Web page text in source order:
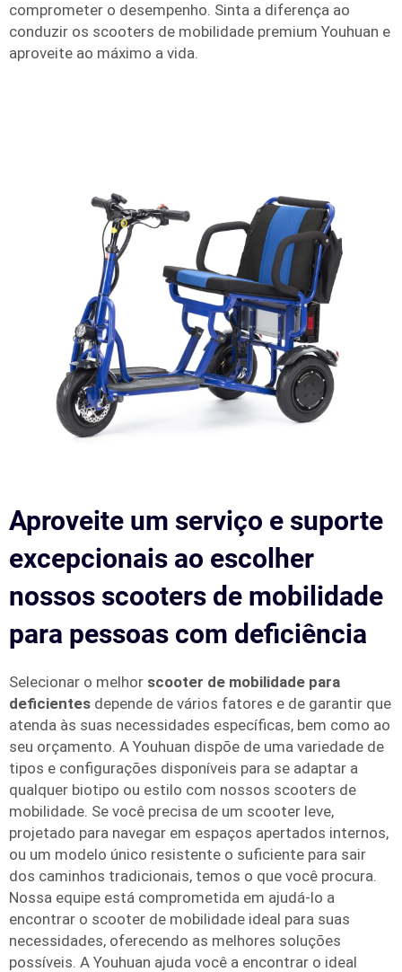
comprometer o desempenho. Sinta a diferença ao
conduzir os scooters de mobilidade premium Youhuan e
aproveite ao máximo a vida.
Aproveite um serviço e suporte
excepcionais ao escolher
nossos scooters de mobilidade
para pessoas com deficiência
Selecionar o melhor scooter de mobilidade para
deficientes depende de vários fatores e de garantir que
atenda às suas necessidades específicas, bem como ao
seu orçamento. A Youhuan dispõe de uma variedade de
tipos e configurações disponíveis para se adaptar a
qualquer biotipo ou estilo com nossos scooters de
mobilidade. Se você precisa de um scooter leve,
projetado para navegar em espaços apertados internos,
ou um modelo único resistente o suficiente para sair
dos caminhos tradicionais, temos o que você procura.
Nossa equipe está comprometida em ajudá-lo a
encontrar o scooter de mobilidade ideal para suas
necessidades, oferecendo as melhores soluções
possíveis. A Youhuan ajuda você a encontrar o ideal